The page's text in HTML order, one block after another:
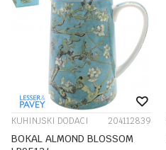
KUHINJSKI DODACI 204112839
BOKAL ALMOND BLOSSOM